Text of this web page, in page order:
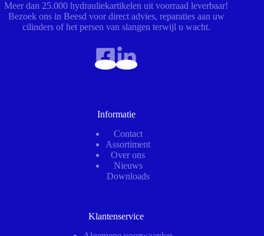
Meer dan 25.000 hydrauliekartikelen uit voorraad leverbaar!
Bezoek ons in Beesd voor direct advies, reparaties aan uw
cilinders of het persen van slangen terwijl u wacht.
Informatie
Contact
Assortiment
Over ons
Nieuws
Downloads
Klantenservice